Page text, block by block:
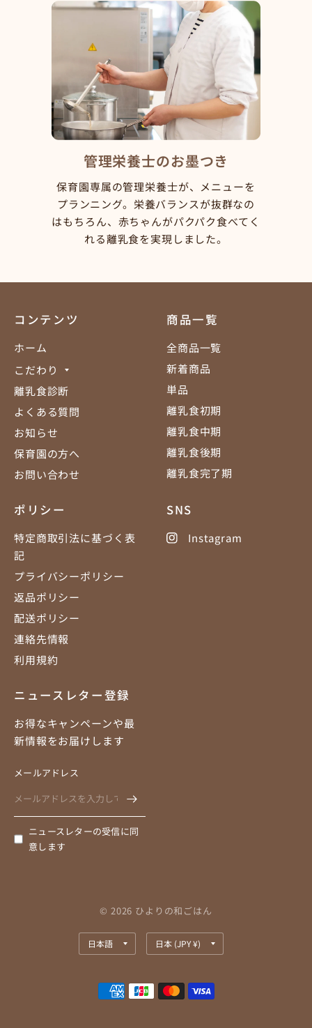
管理栄養士のお墨つき
保育園専属の管理栄養士が、メニューを
プランニング。栄養バランスが抜群なの
はもちろん、赤ちゃんがパクパク食べてく
れる離乳食を実現しました。
コンテンツ
ホーム
こだわり
離乳食診断
よくある質問
お知らせ
保育園の方へ
お問い合わせ
商品一覧
全商品一覧
新着商品
単品
離乳食初期
離乳食中期
離乳食後期
離乳食完了期
ポリシー
特定商取引法に基づく表
記
プライバシーポリシー
返品ポリシー
配送ポリシー
連絡先情報
利用規約
SNS
Instagram
ニュースレター登録
お得なキャンペーンや最
新情報をお届けします
メールアドレス
ニュースレターの受信に同
意します
© 2026 ひよりの和ごはん
国/
地
を
更
国/
地
を
更